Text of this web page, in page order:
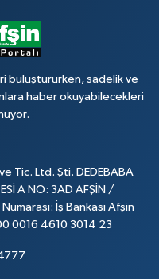
buluştururken, sadelik ve
haber okuyabilecekleri
Tic. Ltd. Şti. DEDEBABA
A NO: 3AD AFŞİN /
İş Bankası Afşin
0016 4610 3014 23